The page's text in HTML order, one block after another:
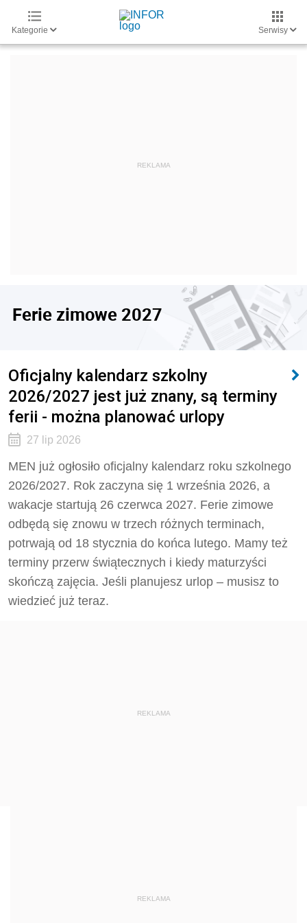
Kategorie Serwisy
Ferie zimowe 2027
Oficjalny kalendarz szkolny
2026/2027 jest już znany, są terminy
ferii - można planować urlopy
27 lip 2026
MEN już ogłosiło oficjalny kalendarz roku szkolnego
2026/2027. Rok zaczyna się 1 września 2026, a
wakacje startują 26 czerwca 2027. Ferie zimowe
odbędą się znowu w trzech różnych terminach,
potrwają od 18 stycznia do końca lutego. Mamy też
terminy przerw świątecznych i kiedy maturzyści
skończą zajęcia. Jeśli planujesz urlop – musisz to
wiedzieć już teraz.
REKLAMA
REKLAMA